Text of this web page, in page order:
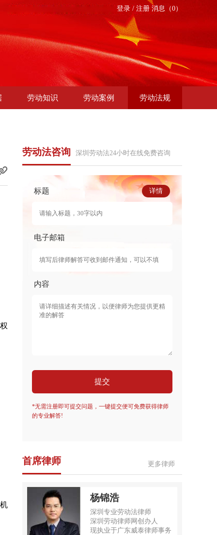
登录 / 注册 消息（0）
劳动知识 劳动案例 劳动法规
劳动法咨询 深圳劳动法24小时在线免费咨询
详情
标题
电子邮箱
内容
提交
*无需注册即可提交问题，一键提交便可免费获得律师
的专业解答!
首席律师 更多律师
杨锦浩
深圳专业劳动法律师
深圳劳动律师网创办人
现执业于广东威泰律师事务